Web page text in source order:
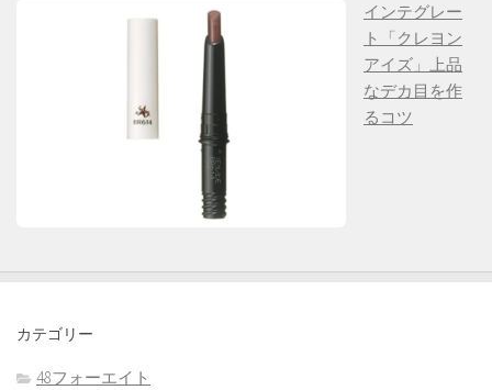
インテグレー
ト「クレヨン
アイズ」上品
なデカ目を作
るコツ
カテゴリー
48フォーエイト